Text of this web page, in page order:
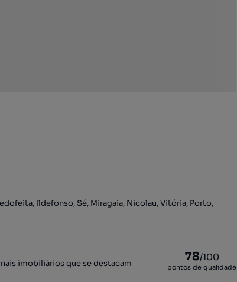
Ildefonso, Sé, Miragaia, Nicolau, Vitória, Porto,
imobiliários que se destacam 78/100
pontos de qualidade